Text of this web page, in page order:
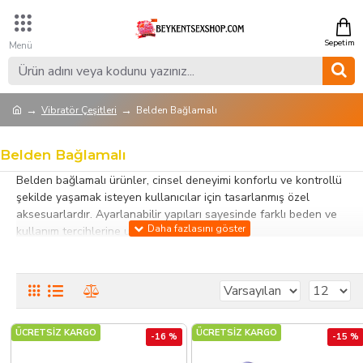
Vibratör Çeşitleri Belden Bağlamalı
Belden Bağlamalı
Belden bağlamalı ürünler, cinsel deneyimi konforlu ve kontrollü
şekilde yaşamak isteyen kullanıcılar için tasarlanmış özel
aksesuarlardır. Ayarlanabilir yapıları sayesinde farklı beden ve
kullanım tercihlerine uygun seçenekler sunar.
setleri, kayışlı aksesuarlar ve fantezi ekipmanları içerir. Dayanıklı ve
vücut dostu malzemelerden üretilmiş olmaları, güvenli ve rahat
kullanım sağlar. Ergonomik tasarımlar, hem bireysel kullanım hem
de çiftlerle etkileşimi destekler.
Belden bağlamalı ürünler, partnerle etkileşimi artırmak ve fantezi
ÜCRETSİZ KARGO -16 % ÜCRETSİZ KARGO -15 %